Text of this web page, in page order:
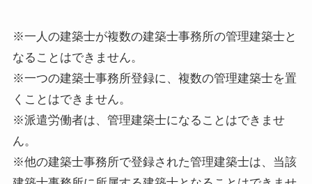
※一人の建築士が複数の建築士事務所の管理建築士と
なることはできません。
※一つの建築士事務所登録に、複数の管理建築士を置
くことはできません。
※派遣労働者は、管理建築士になることはできませ
ん。
※他の建築士事務所で登録された管理建築士は、当該